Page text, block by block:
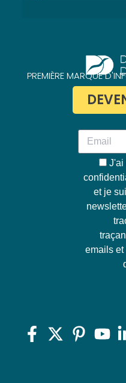
PREMIÈRE MARQUE
J'ai
et je
emails et